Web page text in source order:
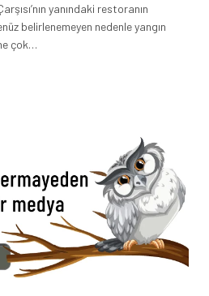
yanındaki restoranın
belirlenemeyen nedenle yangın
çok…